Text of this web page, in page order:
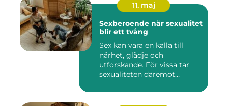
11. maj
Sexberoende när sexualitet
blir ett tvång
Sex kan vara en källa till
närhet, glädje och
utforskande. För vissa tar
sexualiteten däremot